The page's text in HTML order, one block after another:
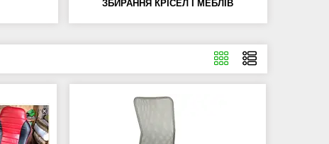
ЗБИРАННЯ КРІСЕЛ І МЕБЛІВ